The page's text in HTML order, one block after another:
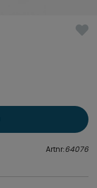
Artnr:64076